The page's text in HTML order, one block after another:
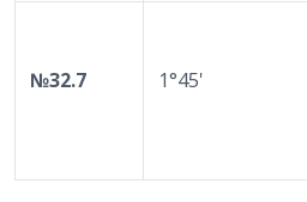
№32.7 1°45'